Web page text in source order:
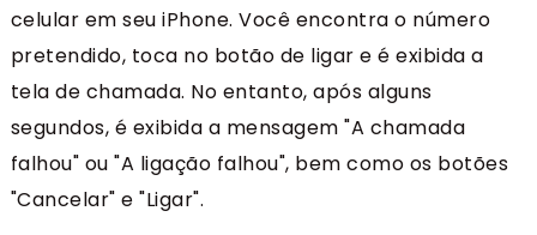
celular em seu iPhone. Você encontra o número
pretendido, toca no botão de ligar e é exibida a
tela de chamada. No entanto, após alguns
segundos, é exibida a mensagem "A chamada
falhou" ou "A ligação falhou", bem como os botões
"Cancelar" e "Ligar".